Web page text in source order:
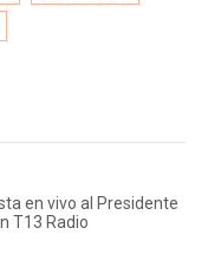
en vivo al Presidente
T13 Radio